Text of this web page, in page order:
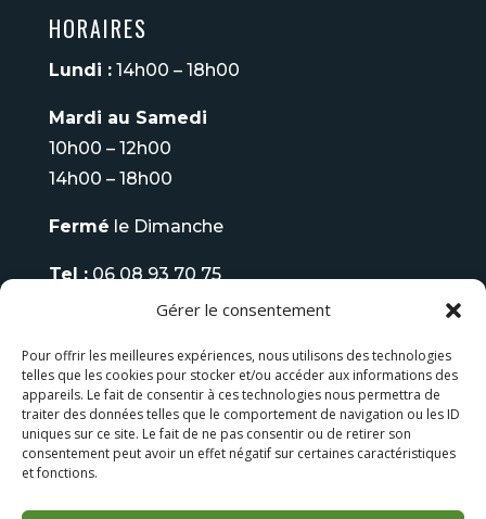
Gérer le consentement
Pour offrir les meilleures expériences, nous utilisons des technologies
telles que les cookies pour stocker et/ou accéder aux informations des
appareils. Le fait de consentir à ces technologies nous permettra de
traiter des données telles que le comportement de navigation ou les ID
uniques sur ce site. Le fait de ne pas consentir ou de retirer son
consentement peut avoir un effet négatif sur certaines caractéristiques
et fonctions.
HORAIRES
Lundi :14h00 – 18h00
Mardi au Samedi
10h00 – 12h00
14h00 – 18h00
Fermé le Dimanche
Tel :06 08 93 70 75
LES BAINS NORDIQUES